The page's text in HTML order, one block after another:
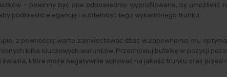
– powinny być one odpowiednio wyprofilowane, by umożliwić
podkreślić elegancję i subtelność tego wykwintnego trunku.
z pewnością warto zainwestować czas w zapewnienie mu
kilka kluczowych warunków. Przechowuj butelkę w pozycji
które może negatywnie wpływać na jakość trunku oraz przed